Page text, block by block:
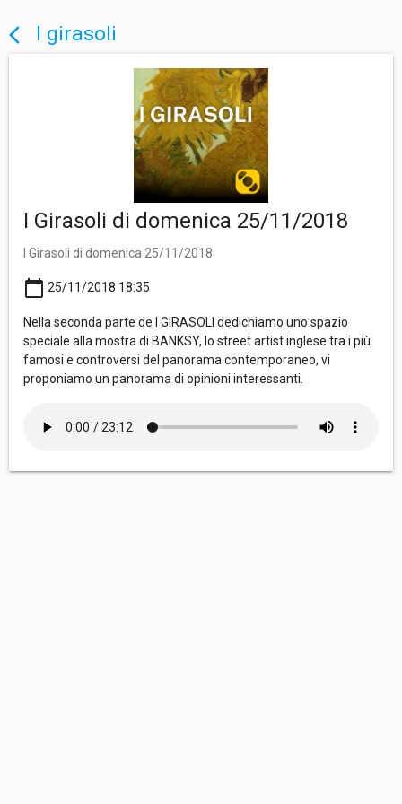
arrow_back_ios I girasoli
I Girasoli di domenica 25/11/2018
I Girasoli di domenica 25/11/2018
calendar_today 25/11/2018 18:35
Nella seconda parte de I GIRASOLI dedichiamo uno spazio
speciale alla mostra di BANKSY, lo street artist inglese tra i più
famosi e controversi del panorama contemporaneo, vi
proponiamo un panorama di opinioni interessanti.